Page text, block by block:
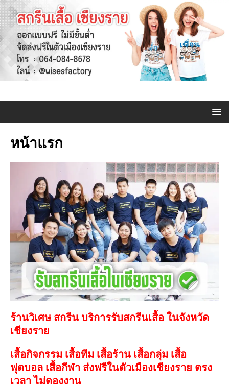
หน้าแรก
ร้านวิเศษ สกรีน บริการรับสกรีนเสื้อ ในจังหวัด
เชียงราย
เสื้อกิจกรรม เสื้อทีม เสื้อร้าน เสื้อกลุ่ม เสื้อ
ฟุตบอล เสื้อกีฬา ส่งฟรีในตัวเมืองเชียงราย ตรง
เวลา ไม่ดองงาน